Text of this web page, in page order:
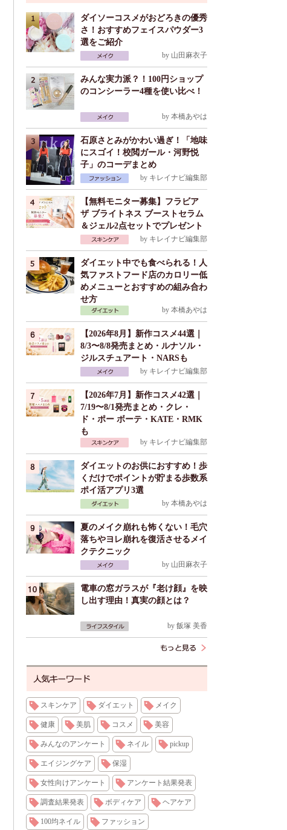
ダイソーコスメがおどろきの優秀
さ！おすすめフェイスパウダー3
選をご紹介
by 山田麻衣子
みんな実力派？！100円ショップ
のコンシーラー4種を使い比べ！
by 本橋あやは
石原さとみがかわい過ぎ！「地味
にスゴイ！校閲ガール・河野悦
子」のコーデまとめ
by キレイナビ編集部
【無料モニター募集】フラビア
ザ ブライトネス ブーストセラム
＆ジェル2点セットでプレゼント
by キレイナビ編集部
ダイエット中でも食べられる！人
気ファストフード店のカロリー低
めメニューとおすすめの組み合わ
せ方
by 本橋あやは
【2026年8月】新作コスメ44選｜
8/3〜8/8発売まとめ・ルナソル・
ジルスチュアート・NARSも
by キレイナビ編集部
【2026年7月】新作コスメ42選｜
7/19〜8/1発売まとめ・クレ・
ド・ポー ボーテ・KATE・RMK
も
by キレイナビ編集部
ダイエットのお供におすすめ！歩
くだけでポイントが貯まる歩数系
ポイ活アプリ3選
by 本橋あやは
夏のメイク崩れも怖くない！毛穴
落ちやヨレ崩れを復活させるメイ
クテクニック
by 山田麻衣子
電車の窓ガラスが『老け顔』を映
し出す理由！真実の顔とは？
by 飯塚 美香
スキンケア ダイエット メイク
健康 美肌 コスメ 美容
みんなのアンケート ネイル pickup
エイジングケア 保湿
女性向けアンケート アンケート結果発表
調査結果発表 ボディケア ヘアケア
100均ネイル ファッション